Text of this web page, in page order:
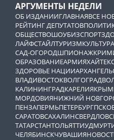
АРГУМЕНТЫ НЕДЕЛИ
ОБ ИЗДАНИИГЛАВНАЯВСЕ
РЕЙТИНГ ДЕПУТАТОВ
ОБЩЕСТВОШОУБИЗСПОРТ
ЛАЙФСТАЙЛТУРИЗМКУЛЬТУРА
САД-ОГОРОДШПИОНАЖ
ОБРАЗОВАНИЕАРМИЯХАЙТЕК
ЗДОРОВЬЕ НАЦИИ
ВЛАДИВОСТОКВОЛГОГРАД
КАЛИНИНГРАДКАРЕЛИЯКРЫМ
МОРДОВИЯНИЖНИЙ
ПЕНЗАПЕРМЬПЕТЕРБУРГ
САРАТОВСАХАЛИН
ТАТАРСТАНТОЛЬЯТТИ
ЧЕЛЯБИНСКЧУВАШИЯ